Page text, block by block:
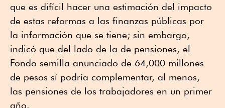
que es difícil hacer una estimación del impacto
de estas reformas a las finanzas públicas por
la información que se tiene; sin embargo,
indicó que del lado de la de pensiones, el
Fondo semilla anunciado de 64,000 millones
de pesos sí podría complementar, al menos,
las pensiones de los trabajadores en un primer
año.